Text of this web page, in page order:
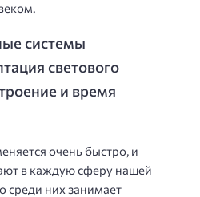
системы
светового
и время
очень быстро, и
в каждую сферу нашей
среди них занимает